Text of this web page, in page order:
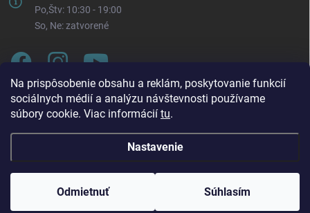
Na prispôsobenie obsahu a reklám, poskytovanie funkcií
sociálnych médií a analýzu návštevnosti používame
súbory cookie. Viac informácií tu.
Nastavenie
Odmietnuť Súhlasím
2026 bude každý pondelok naša prevádzka otvorená v
čase: 🕥 10:30 – 19:00 Táto zmena platí až do odvolania.
Po,Štv: 10:30 - 19:00
So, Ne: zatvorené
Vytvoril Shoptet
Copyright 2026LUK.sk. Všetky práva vyhradené.Upraviť nastavenie